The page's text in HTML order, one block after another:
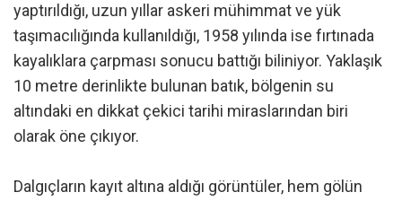
yaptırıldığı, uzun yıllar askeri mühimmat ve yük
taşımacılığında kullanıldığı, 1958 yılında ise fırtınada
kayalıklara çarpması sonucu battığı biliniyor. Yaklaşık
10 metre derinlikte bulunan batık, bölgenin su
altındaki en dikkat çekici tarihi miraslarından biri
olarak öne çıkıyor.
Dalgıçların kayıt altına aldığı görüntüler, hem gölün